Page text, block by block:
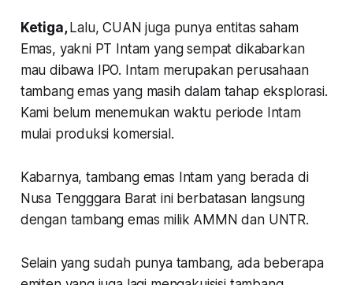
Ketiga, Lalu, CUAN juga punya entitas saham
Emas, yakni PT Intam yang sempat dikabarkan
mau dibawa IPO. Intam merupakan perusahaan
tambang emas yang masih dalam tahap eksplorasi.
Kami belum menemukan waktu periode Intam
mulai produksi komersial.
Kabarnya, tambang emas Intam yang berada di
Nusa Tengggara Barat ini berbatasan langsung
dengan tambang emas milik AMMN dan UNTR.
Selain yang sudah punya tambang, ada beberapa